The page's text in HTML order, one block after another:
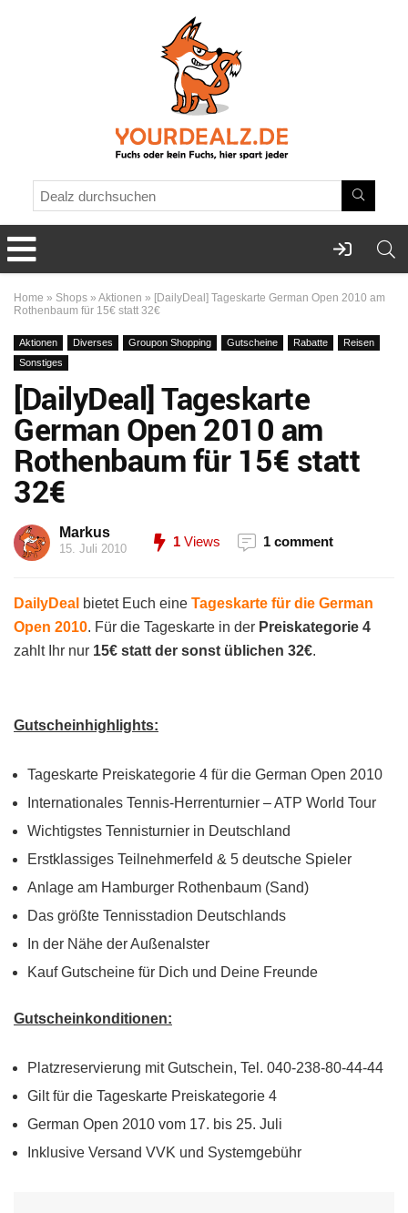
Home » Shops » Aktionen » [DailyDeal] Tageskarte German Open 2010 am
Rothenbaum für 15€ statt 32€
Aktionen Diverses Groupon Shopping Gutscheine Rabatte
Reisen
Sonstiges
[DailyDeal] Tageskarte
German Open 2010 am
Rothenbaum für 15€ statt
32€
Markus
15. Juli 2010 1 Views 1 comment
DailyDeal bietet Euch eine Tageskarte für die German
Open 2010. Für die Tageskarte in der Preiskategorie 4
zahlt Ihr nur 15€ statt der sonst üblichen 32€.
Gutscheinhighlights:
Tageskarte Preiskategorie 4 für die German Open 2010
Internationales Tennis-Herrenturnier – ATP World Tour
Wichtigstes Tennisturnier in Deutschland
Erstklassiges Teilnehmerfeld & 5 deutsche Spieler
Anlage am Hamburger Rothenbaum (Sand)
Das größte Tennisstadion Deutschlands
In der Nähe der Außenalster
Kauf Gutscheine für Dich und Deine Freunde
Gutscheinkonditionen:
Platzreservierung mit Gutschein, Tel. 040-238-80-44-44
Gilt für die Tageskarte Preiskategorie 4
German Open 2010 vom 17. bis 25. Juli
Inklusive Versand VVK und Systemgebühr